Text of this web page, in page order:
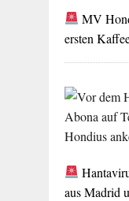
MV
ersten
aus Madrid